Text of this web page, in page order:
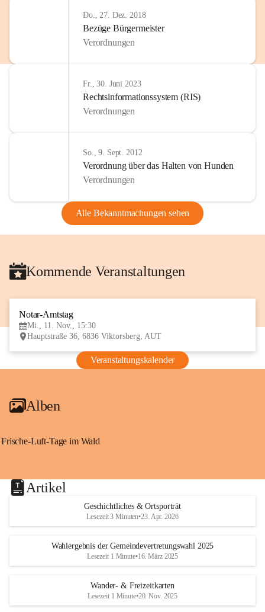
Do., 27. Dez. 2018
Bezüge Bürgermeister
Verordnungen
Fr., 30. Juni 2023
Rechtsinformationssystem (RIS)
Verordnungen
So., 9. Sept. 2012
Verordnung über das Halten von Hunden
Verordnungen
Alle Bekanntmachungen sehen
Kommende Veranstaltungen
Notar-Amtstag
Mi., 11. Nov., 15:30
Hauptstraße 36, 6836 Viktorsberg, AUT
Veranstaltungskalender
Alben
Frische-Luft-Tage im Wald
Artikel
Geschichtliches & Ortsporträt
Lesezeit 3 Minuten•23. Apr. 2026
Wahlergebnis der Gemeindevertretungswahl 2025
Lesezeit 1 Minute•16. März 2025
Wander- & Freizeitkarten
Lesezeit 1 Minute•20. Nov. 2025